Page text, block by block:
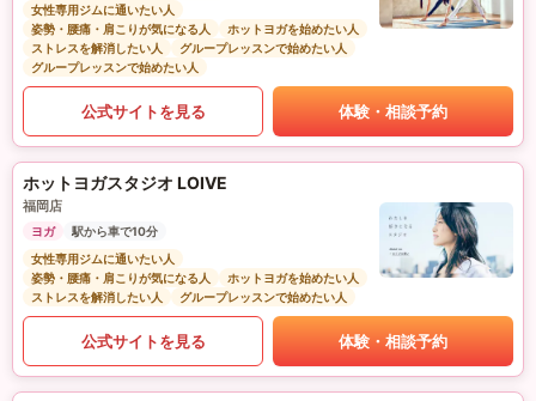
女性専用ジムに通いたい人
姿勢・腰痛・肩こりが気になる人
ホットヨガを始めたい人
ストレスを解消したい人
グループレッスンで始めたい人
グループレッスンで始めたい人
公式サイトを見る 体験・相談予約
ホットヨガスタジオ LOIVE
福岡店
ヨガ
駅から車で10分
女性専用ジムに通いたい人
姿勢・腰痛・肩こりが気になる人
ホットヨガを始めたい人
ストレスを解消したい人
グループレッスンで始めたい人
公式サイトを見る 体験・相談予約